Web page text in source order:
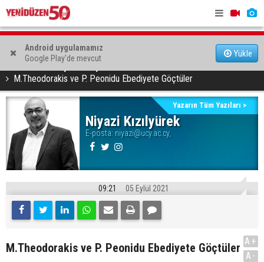
Android uygulamamız
Google Play'de mevcut
Yükle
yerine uyarı verdi
Grup Ezman’dan Girne’de türkü gecesi Kıbrıs’ın
oldu
M.Theodorakis ve P. Peonidu Ebediyete Göçtüler
Niyazi Kızılyürek
E-posta: niyazi@ucy.ac.cy,
Yazarın Tüm Yazıları >
09:21 05 Eylül 2021
M.Theodorakis ve P. Peonidu Ebediyete Göçtüler A+
A-